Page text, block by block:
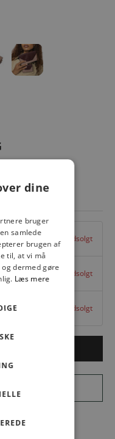
Udsolgt
Udsolgt
Udsolgt
dine
bruger
samlede
brugen af
til, at vi må
dermed gøre
Læs mere